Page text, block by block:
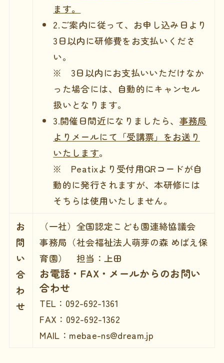
ます。
2.ご案内に従って、お申し込み日より
3日以内に研修費をお支払いくださ
い。
※ 3日以内にお支払いいただけなか
った場合には、自動的にキャンセル
扱いとなります。
3.開催日間近になりましたら、 事務局
よりメールにて「受講票」をお送り
いたします。
※ Peatixより受付用QRコードが自
動的に発行されますが、本研修には
そちらは使用いたしません。
お
問
い
合
わ
せ
（一社）全国認定こども園連絡協議会
事務局（社会福祉法人萌芽の森 めばえ保
育園） 担当：上田
お電話・FAX・メールからのお問い
合わせ
TEL：092-692-1361
FAX：092-692-1362
MAIL：mebae-ns@dream.jp